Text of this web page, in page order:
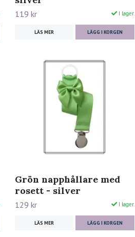
119 kr I lager.
LÄS MER LÄGG I KORGEN
Grön napphållare med
rosett - silver
129 kr I lager.
LÄS MER LÄGG I KORGEN